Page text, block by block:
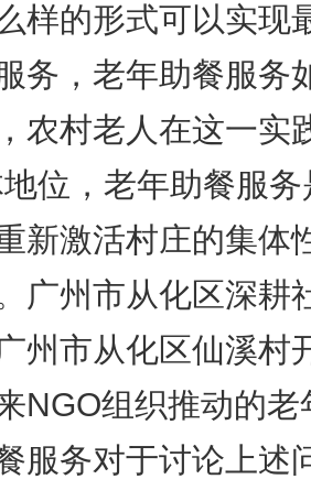
样的形式可以实现
务，老年助餐服务
农村老人在这一实
地位，老年助餐服
新激活村庄的集体
广州市从化区深耕
州市从化区仙溪村
NGO组织推动的
服务对于讨论上述